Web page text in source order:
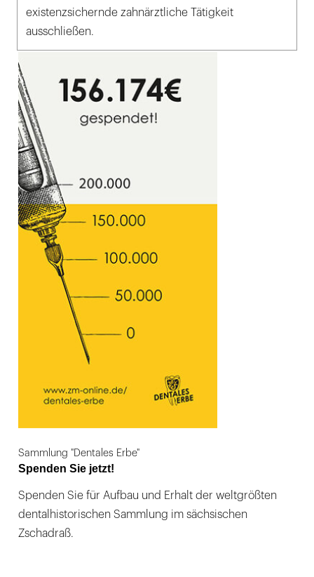
existenzsichernde zahnärztliche Tätigkeit
ausschließen.
Sammlung "Dentales Erbe"
Spenden Sie jetzt!
Spenden Sie für Aufbau und Erhalt der weltgrößten
dentalhistorischen Sammlung im sächsischen
Zschadraß.